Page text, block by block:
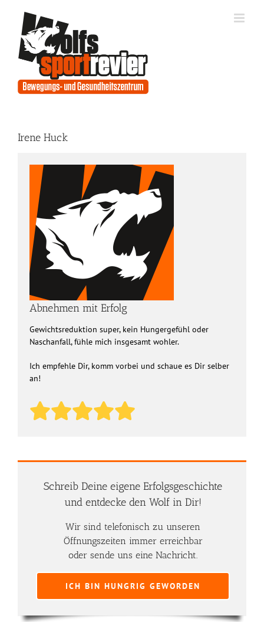
springen
Irene Huck
Abnehmen mit Erfolg
Gewichtsreduktion super, kein Hungergefühl oder
Naschanfall, fühle mich insgesamt wohler.
Ich empfehle Dir, komm vorbei und schaue es Dir selber
an!
Schreib Deine eigene Erfolgsgeschichte
und entdecke den Wolf in Dir!
Wir sind telefonisch zu unseren
Öffnungszeiten immer erreichbar
oder sende uns eine Nachricht.
ICH BIN HUNGRIG GEWORDEN